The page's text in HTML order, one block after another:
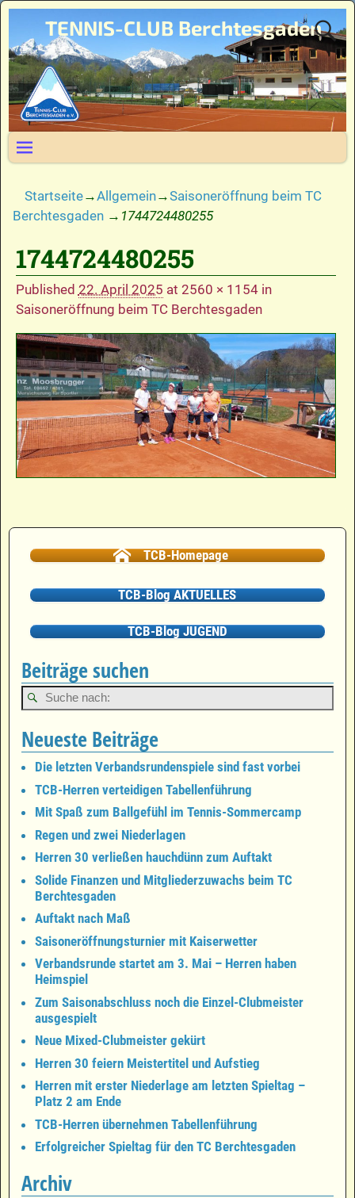
TENNIS-CLUB Berchtesgaden
Startseite→Allgemein→Saisoneröffnung beim TC
Berchtesgaden → 1744724480255
Bilder-Navigation
1744724480255
Published 22. April 2025 at 2560 × 1154in
Saisoneröffnung beim TC Berchtesgaden
Bilder-Navigation
TCB-Homepage
TCB-Blog AKTUELLES
TCB-Blog JUGEND
Beiträge suchen
Neueste Beiträge
Die letzten Verbandsrundenspiele sind fast vorbei
TCB-Herren verteidigen Tabellenführung
Mit Spaß zum Ballgefühl im Tennis-Sommercamp
Regen und zwei Niederlagen
Herren 30 verließen hauchdünn zum Auftakt
Solide Finanzen und Mitgliederzuwachs beim TC
Berchtesgaden
Auftakt nach Maß
Saisoneröffnungsturnier mit Kaiserwetter
Verbandsrunde startet am 3. Mai – Herren haben
Heimspiel
Zum Saisonabschluss noch die Einzel-Clubmeister
ausgespielt
Neue Mixed-Clubmeister gekürt
Herren 30 feiern Meistertitel und Aufstieg
Herren mit erster Niederlage am letzten Spieltag –
Platz 2 am Ende
TCB-Herren übernehmen Tabellenführung
Erfolgreicher Spieltag für den TC Berchtesgaden
Archiv